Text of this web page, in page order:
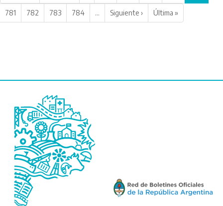
781 782 783 784 … Siguiente › Última »